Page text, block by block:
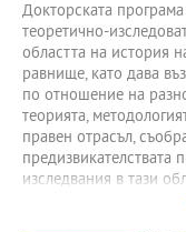
Докторската
теоретично-
областта на история
равнище, като дава
по отношение на
теорията,
правен отрасъл,
предизвикателствата
изследвания в тази
запознаването на